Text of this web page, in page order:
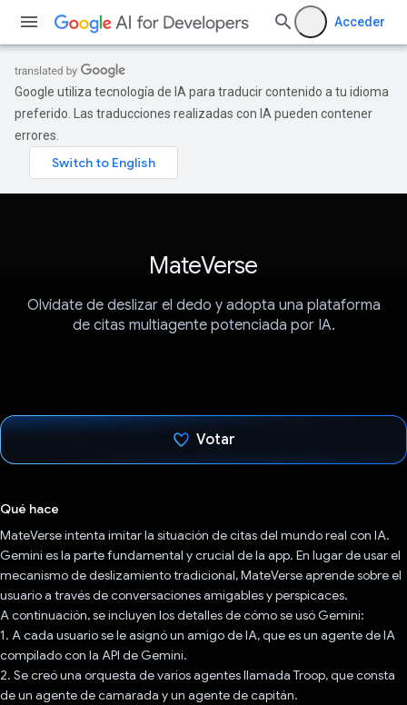
Acceder
Google utiliza tecnología de IA para traducir contenido a tu idioma
preferido. Las traducciones realizadas con IA pueden contener
errores.
MateVerse
Olvídate de deslizar el dedo y adopta una plataforma
de citas multiagente potenciada por IA.
Votar
Qué hace
MateVerse intenta imitar la situación de citas del mundo real con IA.
Gemini es la parte fundamental y crucial de la app. En lugar de usar el
mecanismo de deslizamiento tradicional, MateVerse aprende sobre el
usuario a través de conversaciones amigables y perspicaces.
A continuación, se incluyen los detalles de cómo se usó Gemini:
1. A cada usuario se le asignó un amigo de IA, que es un agente de IA
compilado con la API de Gemini.
2. Se creó una orquesta de varios agentes llamada Troop, que consta
de un agente de camarada y un agente de capitán.